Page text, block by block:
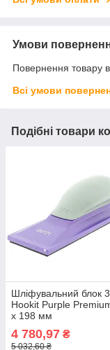
Умови
Повернення товару
Всі умови
Подібні товари
Шліфувальний блок
Hookit Purple
х 198 мм
4 780,97 ₴
5 032,60 ₴